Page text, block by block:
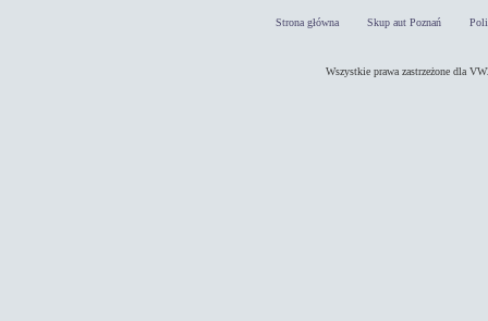
Strona główna Skup aut Poznań
Wszystkie prawa zastrzeżone dla